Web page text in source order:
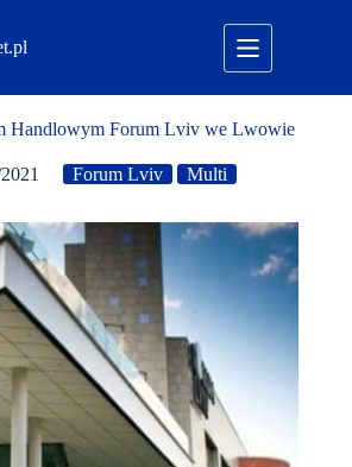
Handlowym Forum Lviv we Lwowie
Forum Lviv Multi